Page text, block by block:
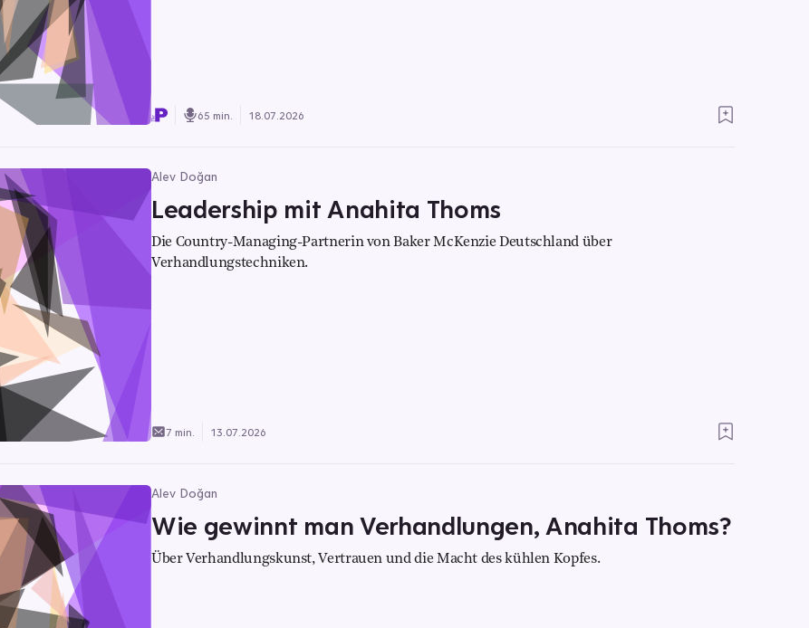
65 min. 18.07.2026
Alev Doğan
Leadership mit Anahita Thoms
Die Country-Managing-Partnerin von Baker McKenzie Deutschland über
Verhandlungstechniken.
7 min. 13.07.2026
Alev Doğan
Wie gewinnt man Verhandlungen, Anahita Thoms?
Über Verhandlungskunst, Vertrauen und die Macht des kühlen Kopfes.